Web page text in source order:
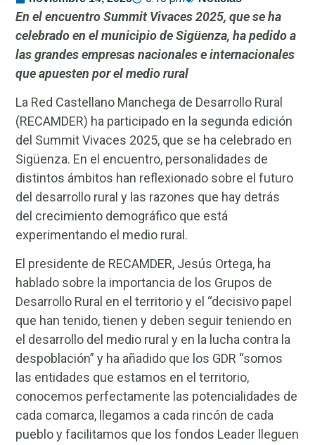
En el encuentro Summit Vivaces 2025, que se ha
celebrado en el municipio de Sigüenza, ha pedido a
las grandes empresas nacionales e internacionales
que apuesten por el medio rural
La Red Castellano Manchega de Desarrollo Rural
(RECAMDER) ha participado en la segunda edición
del Summit Vivaces 2025, que se ha celebrado en
Sigüenza. En el encuentro, personalidades de
distintos ámbitos han reflexionado sobre el futuro
del desarrollo rural y las razones que hay detrás
del crecimiento demográfico que está
experimentando el medio rural.
El presidente de RECAMDER, Jesús Ortega, ha
hablado sobre la importancia de los Grupos de
Desarrollo Rural en el territorio y el “decisivo papel
que han tenido, tienen y deben seguir teniendo en
el desarrollo del medio rural y en la lucha contra la
despoblación” y ha añadido que los GDR “somos
las entidades que estamos en el territorio,
conocemos perfectamente las potencialidades de
cada comarca, llegamos a cada rincón de cada
pueblo y facilitamos que los fondos Leader lleguen